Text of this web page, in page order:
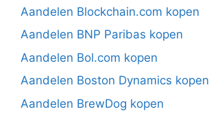
Aandelen Blockchain.com kopen
Aandelen BNP Paribas kopen
Aandelen Bol.com kopen
Aandelen Boston Dynamics kopen
Aandelen BrewDog kopen